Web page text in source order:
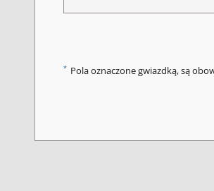
* Pola oznaczone gwiazdką, są